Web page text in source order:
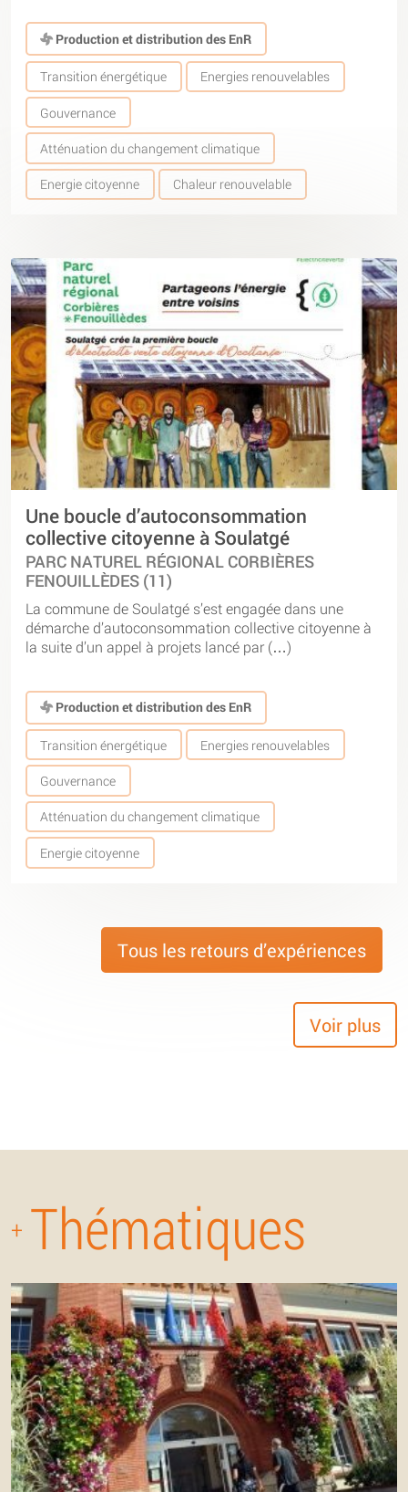
Production et distribution des EnR
Transition énergétique Energies renouvelables
Gouvernance
Atténuation du changement climatique
Energie citoyenne Chaleur renouvelable
Une boucle d’autoconsommation
collective citoyenne à Soulatgé
PARC NATUREL RÉGIONAL CORBIÈRES
FENOUILLÈDES (11)
La commune de Soulatgé s’est engagée dans une
démarche d’autoconsommation collective citoyenne à
la suite d’un appel à projets lancé par (…)
Production et distribution des EnR
Transition énergétique Energies renouvelables
Gouvernance
Atténuation du changement climatique
Energie citoyenne
Tous les retours d’expériences
Voir plus
+ Thématiques